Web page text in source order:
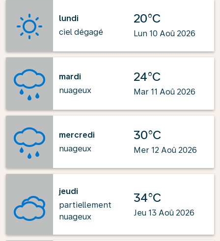
lundi
ciel dégagé
20°C
Lun 10 Aoû 2026
mardi
nuageux
24°C
Mar 11 Aoû 2026
mercredi
nuageux
30°C
Mer 12 Aoû 2026
jeudi
partiellement
nuageux
34°C
Jeu 13 Aoû 2026